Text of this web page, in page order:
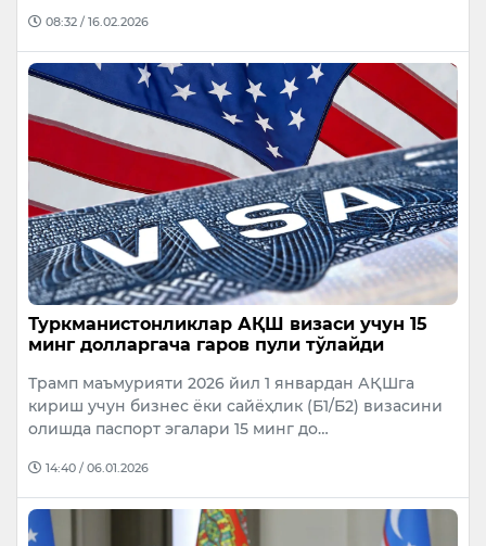
08:32 / 16.02.2026
Туркманистонликлар АҚШ визаси учун 15
минг долларгача гаров пули тўлайди
Трамп маъмурияти 2026 йил 1 январдан АҚШга
кириш учун бизнес ёки сайёҳлик (Б1/Б2) визасини
олишда паспорт эгалари 15 минг до…
14:40 / 06.01.2026